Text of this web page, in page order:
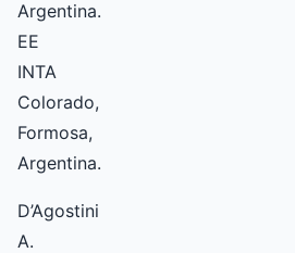
Argentina.
EE
INTA
Colorado,
Formosa,
Argentina.
D’Agostini
A.